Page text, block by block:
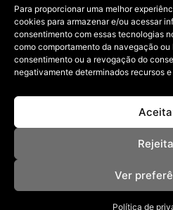
Para proporcionar uma melhor
cookies para armazenar e/ou acessar
consentimento com essas tecnologias
como comportamento da navegação
consentimento ou a revogação do
negativamente determinados recursos
Ver
Política de
FAMILIARES E
DO DIREITO DE
27/03/2026
Entre transformações e